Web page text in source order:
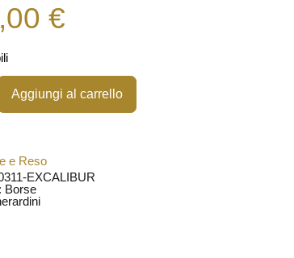
€
Aggiungi al carrello
e Reso
EXCALIBUR
Borse